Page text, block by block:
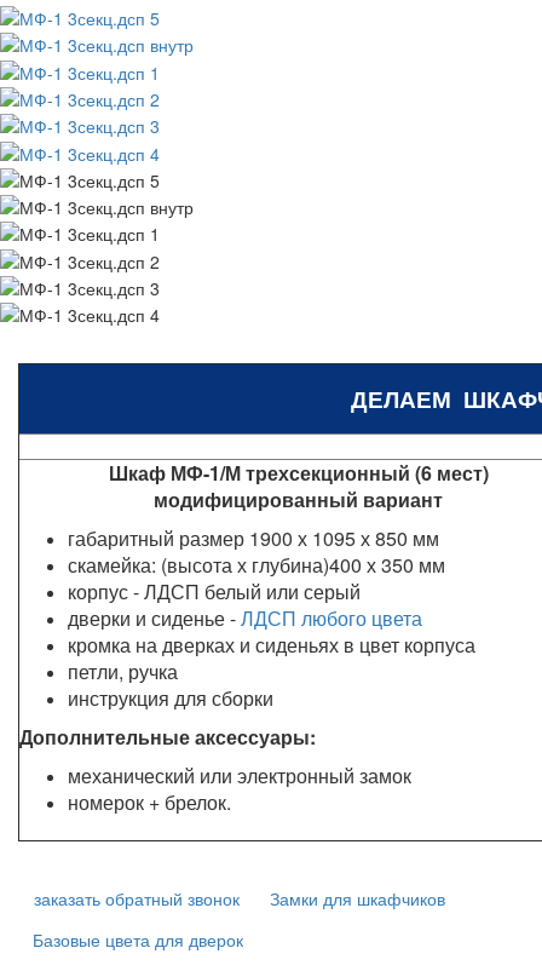
ДЕЛАЕМ
Шкаф МФ-1/М трехсекционный (6 мест)
модифицированный вариант
габаритный размер 1900 х 1095 х 850 мм
скамейка: (высота х глубина)400 х 350 мм
корпус - ЛДСП белый или серый
дверки и сиденье -ЛДСП любого цвета
кромка на дверках и сиденьях в цвет корпуса
петли, ручка
инструкция для сборки
Дополнительные аксессуары:
механический или электронный замок
номерок + брелок.
заказать обратный звонок
Замки для шкафчиков
Базовые цвета для дверок